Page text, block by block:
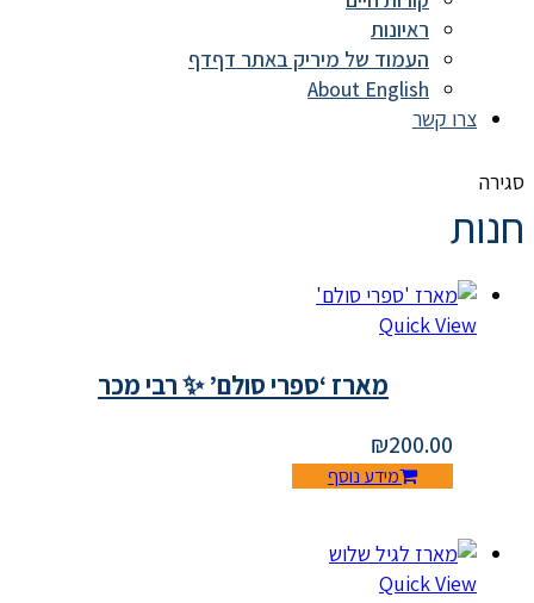
ראיונות
העמוד של מיריק באתר דףדף
About English
צרו קשר
סגירה
חנות
Quick View
מארז ‘ספרי סולם’ ✨ רבי מכר
₪200.00
מידע נוסף
Quick View